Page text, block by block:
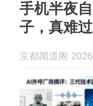
手机半夜
子，真难过
京都闻道阁